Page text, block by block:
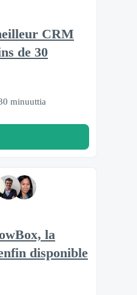
CRM
de 30
minuuttia
la
disponible